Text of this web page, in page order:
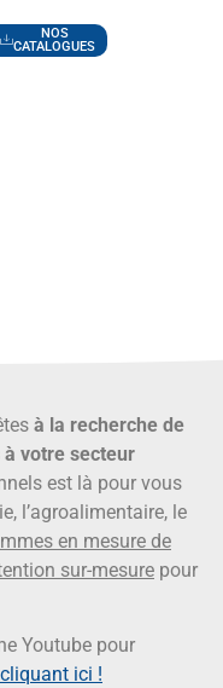
NOS
CATALOGUES
à la recherche de
votre secteur
est là pour vous
l’agroalimentaire, le
en mesure de
sur-mesure pour
Youtube pour
ici !